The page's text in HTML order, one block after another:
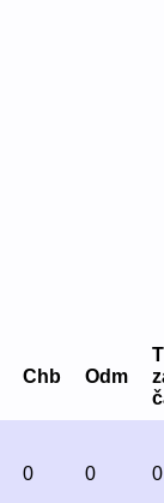
Chb Odm
0 0